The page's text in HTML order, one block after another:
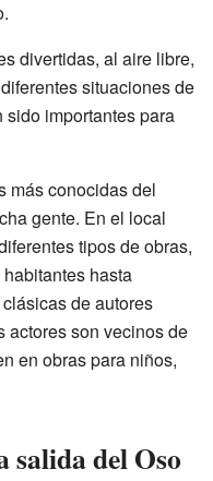
divertidas, al aire libre,
situaciones de
importantes para
más conocidas del
gente. En el local
tipos de obras,
hasta
de autores
actores son vecinos de
en obras para niños,
del Oso